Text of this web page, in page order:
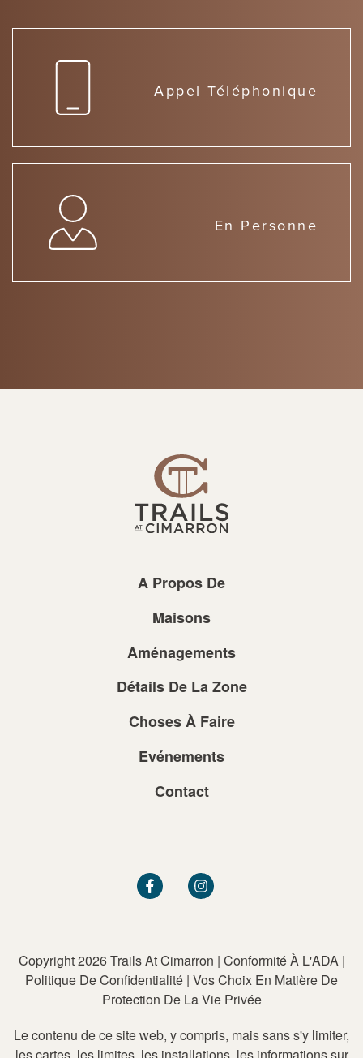
Appel Téléphonique
En Personne
A Propos De
Maisons
Aménagements
Détails De La Zone
Choses À Faire
Evénements
Contact
Copyright 2026 Trails At Cimarron | Conformité À L'ADA|
Politique De Confidentialité | Vos Choix En Matière De
Protection De La Vie Privée
Le contenu de ce site web, y compris, mais sans s'y limiter,